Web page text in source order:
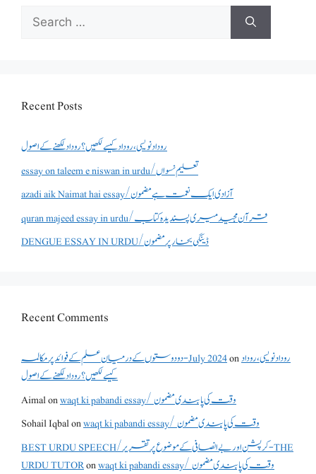
Search
for:
Recent Posts
روداد نویسی ،روداد کیسے لکھیں؟ روداد لکھنے کے اصول
essay on taleem e niswan in urdu/تعلیم نسواں
azadi aik Naimat hai essay/آزادی ایک نعمت ہے مضمون
quran majeed essay in urdu/قرآن مجید میری پسندیدہ کتاب
DENGUE ESSAY IN URDU/ڈینگی بخار پر مضمون
Recent Comments
دو دوستوں کے درمیان علم کے فوائد پر مکالمہ - July 2024onروداد نویسی ،روداد
کیسے لکھیں؟ روداد لکھنے کے اصول
Aimalon
waqt ki pabandi essay/ وقت کی پابندی مضمون
Sohail Iqbalon
waqt ki pabandi essay/ وقت کی پابندی مضمون
BEST URDU SPEECH/کرپشن اور بے انصافی کے موضوع پر تقریر - THE
URDU TUTORon
waqt ki pabandi essay/ وقت کی پابندی مضمون